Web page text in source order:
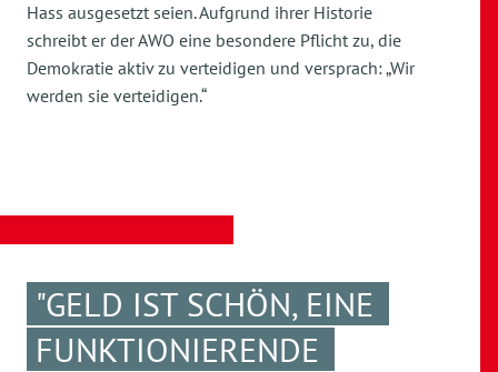
Hass ausgesetzt seien. Aufgrund ihrer Historie
schreibt er der AWO eine besondere Pflicht zu, die
Demokratie aktiv zu verteidigen und versprach: „Wir
werden sie verteidigen.“
"GELD IST SCHÖN, EINE
FUNKTIONIERENDE